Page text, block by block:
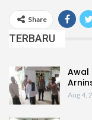
Share
TERBARU
Awal
Aug 4,